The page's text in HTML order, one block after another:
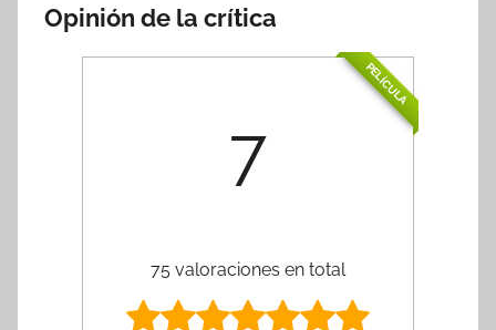
Opinión de la crítica
PELÍCULA
7
75 valoraciones en total